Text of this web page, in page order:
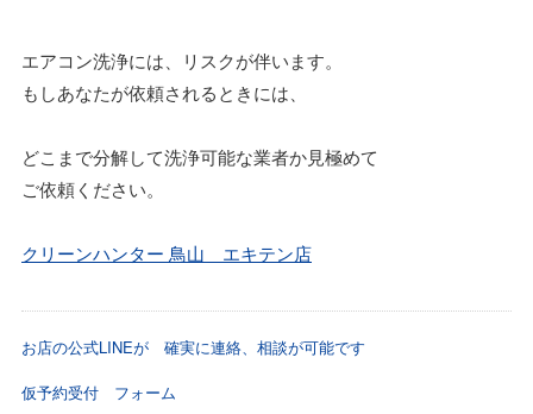
エアコン洗浄には、リスクが伴います。
もしあなたが依頼されるときには、
どこまで分解して洗浄可能な業者か見極めて
ご依頼ください。
クリーンハンター 鳥山 エキテン店
お店の公式LINEが 確実に連絡、相談が可能です
仮予約受付 フォーム